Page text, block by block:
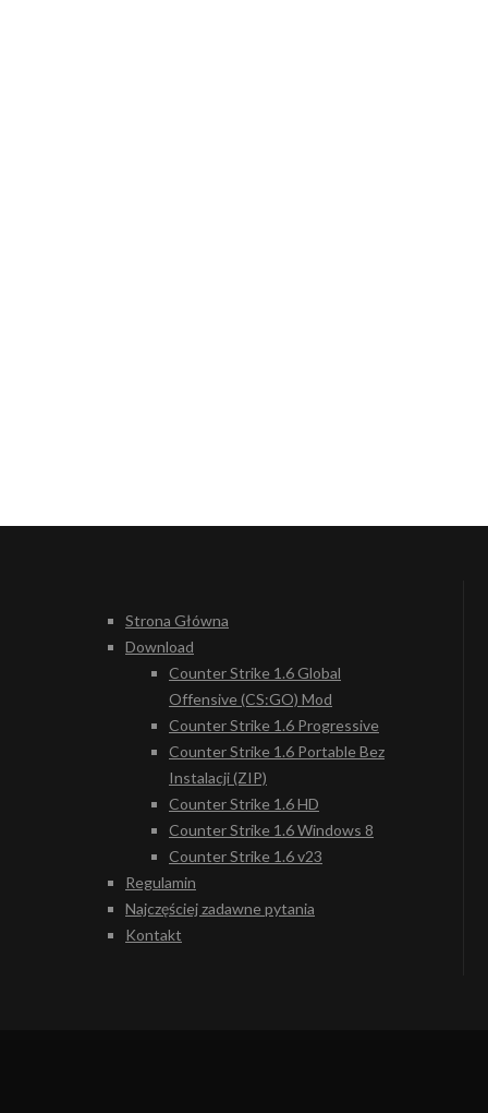
Strona Główna
Download
Counter Strike 1.6 Global
Offensive (CS:GO) Mod
Counter Strike 1.6 Progressive
Counter Strike 1.6 Portable Bez
Instalacji (ZIP)
Counter Strike 1.6 HD
Counter Strike 1.6 Windows 8
Counter Strike 1.6 v23
Regulamin
Najczęściej zadawne pytania
Kontakt